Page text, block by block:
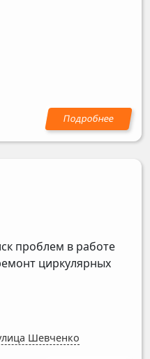
проблем в работе
циркулярных
Шевченко